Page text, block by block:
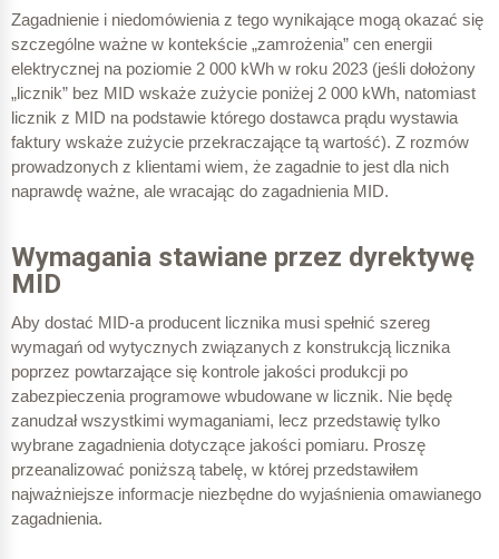
Zagadnienie i niedomówienia z tego wynikające mogą okazać się
szczególne ważne w kontekście „zamrożenia” cen energii
elektrycznej na poziomie 2 000 kWh w roku 2023 (jeśli dołożony
„licznik” bez MID wskaże zużycie poniżej 2 000 kWh, natomiast
licznik z MID na podstawie którego dostawca prądu wystawia
faktury wskaże zużycie przekraczające tą wartość). Z rozmów
prowadzonych z klientami wiem, że zagadnie to jest dla nich
naprawdę ważne, ale wracając do zagadnienia MID.
Wymagania stawiane przez dyrektywę
MID
Aby dostać MID-a producent licznika musi spełnić szereg
wymagań od wytycznych związanych z konstrukcją licznika
poprzez powtarzające się kontrole jakości produkcji po
zabezpieczenia programowe wbudowane w licznik. Nie będę
zanudzał wszystkimi wymaganiami, lecz przedstawię tylko
wybrane zagadnienia dotyczące jakości pomiaru. Proszę
przeanalizować poniższą tabelę, w której przedstawiłem
najważniejsze informacje niezbędne do wyjaśnienia omawianego
zagadnienia.